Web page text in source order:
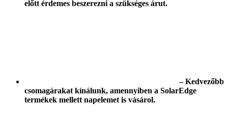
előtt érdemes beszerezni a szükséges árut.
– Kedvezőbb
csomagárakat kínálunk, amennyiben a SolarEdge
termékek mellett napelemet is vásárol.